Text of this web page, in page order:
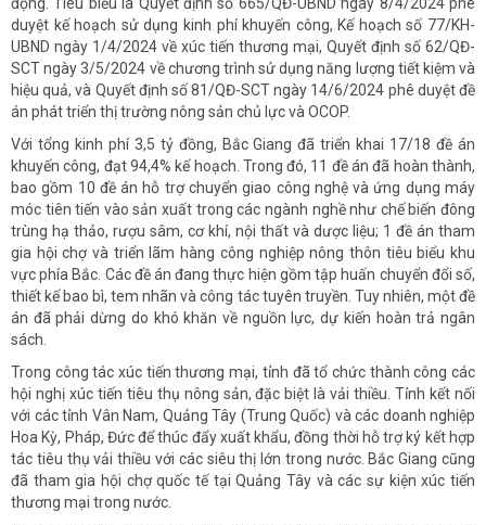
động. Tiêu biểu là Quyết định số 665/QĐ-UBND ngày 8/4/2024 phê
duyệt kế hoạch sử dụng kinh phí khuyến công, Kế hoạch số 77/KH-
UBND ngày 1/4/2024 về xúc tiến thương mại, Quyết định số 62/QĐ-
SCT ngày 3/5/2024 về chương trình sử dụng năng lượng tiết kiệm và
hiệu quả, và Quyết định số 81/QĐ-SCT ngày 14/6/2024 phê duyệt đề
án phát triển thị trường nông sản chủ lực và OCOP.
Với tổng kinh phí 3,5 tỷ đồng, Bắc Giang đã triển khai 17/18 đề án
khuyến công, đạt 94,4% kế hoạch. Trong đó, 11 đề án đã hoàn thành,
bao gồm 10 đề án hỗ trợ chuyển giao công nghệ và ứng dụng máy
móc tiên tiến vào sản xuất trong các ngành nghề như chế biến đông
trùng hạ thảo, rượu sâm, cơ khí, nội thất và dược liệu; 1 đề án tham
gia hội chợ và triển lãm hàng công nghiệp nông thôn tiêu biểu khu
vực phía Bắc. Các đề án đang thực hiện gồm tập huấn chuyển đổi số,
thiết kế bao bì, tem nhãn và công tác tuyên truyền. Tuy nhiên, một đề
án đã phải dừng do khó khăn về nguồn lực, dự kiến hoàn trả ngân
sách.
Trong công tác xúc tiến thương mại, tỉnh đã tổ chức thành công các
hội nghị xúc tiến tiêu thụ nông sản, đặc biệt là vải thiều. Tỉnh kết nối
với các tỉnh Vân Nam, Quảng Tây (Trung Quốc) và các doanh nghiệp
Hoa Kỳ, Pháp, Đức để thúc đẩy xuất khẩu, đồng thời hỗ trợ ký kết hợp
tác tiêu thụ vải thiều với các siêu thị lớn trong nước. Bắc Giang cũng
đã tham gia hội chợ quốc tế tại Quảng Tây và các sự kiện xúc tiến
thương mại trong nước.